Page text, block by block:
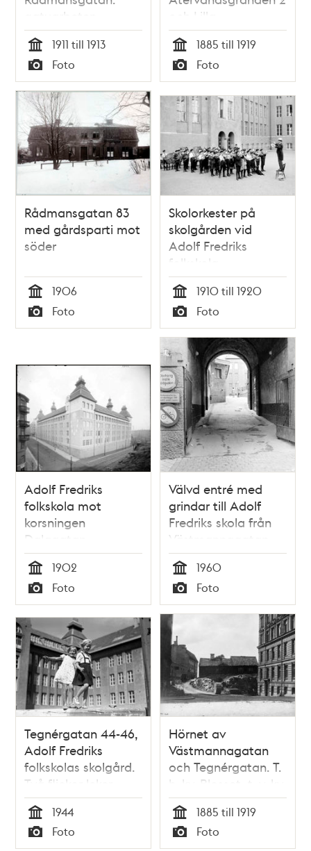
gatuarbeten,
läggning av asfalt
(?). I bakgr.
Rådmansgatan
västerut och Adolf
Fredriks Folkskola i
kv. Blosset
Tid
1911 till 1913
Typ
Foto
och Lilla
Gråbergsgatan 5 i
kv. Blosset. Båda
gatorna är
igenlagda
Tid
1885 till 1919
Typ
Foto
Rådmansgatan 83
med gårdsparti mot
söder
Tid
1906
Typ
Foto
Skolorkester på
skolgården vid
Adolf Fredriks
folkskola
Tid
1910 till 1920
Typ
Foto
Adolf Fredriks
folkskola mot
korsningen
Dalagatan -
Rådmansgatan.
Tid
1902
Typ
Foto
Välvd entré med
grindar till Adolf
Fredriks skola från
Västmannagatan
Tid
1960
Typ
Foto
Tegnérgatan 44-46,
Adolf Fredriks
folkskolas skolgård.
Två flickor leker.
Tid
1944
Typ
Foto
Hörnet av
Västmannagatan
och Tegnérgatan. T.
h. kv. Blosset, t. v. kv.
Berget. Trähusen
ligger i hörnet av de
idag igenlagda Lilla
Tid
1885 till 1919
Typ
Foto